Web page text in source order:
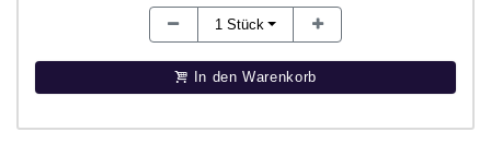
1 Stück
In den Warenkorb